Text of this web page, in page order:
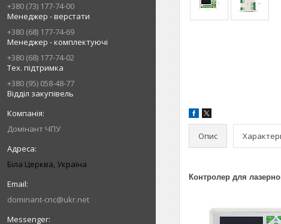
+380 (73) 177-74-00
Менеджер - верстати
+380 (68) 177-74-69
Менеджер - комплектуючі
+380 (68) 177-74-02
Тех. підтримка
+380 (95) 058-48-77
Відділ закупівель
Домінант ЧПУ
Біла Церква, Україна
dominant-cnc@ukr.net
Опис
Контролер для